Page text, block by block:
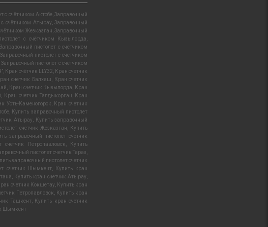
с счётчиком Актобе ,Заправочный
счётчиком Атырау ,Заправочный
Жезказган ,Заправочный
с счётчиком Кызылорда
Заправочный пистолет с счётчиком
,Заправочный пистолет с счётчиком
Заправочный пистолет с счётчиком
, Кран счётчик LLY32
Кран счетчик
счетчик Балхаш
Кран счетчик
Кран счетчик Кызылорда
Кран
Кран счетчик Талдыкорган
Кран
Усть-Каменогорск
Кран счетчик
Купить заправочный пистолет
Атырау
Купить заправочный
счетчик Жезказган
Купить
заправочный пистолет счетчик
счетчик Петропавловск
Купить
пистолет счетчик Тараз
заправочный пистолет счетчик
счетчик Шымкент
Купить кран
Купить кран счетчик Атырау
счетчик Кокшетау
Купить кран
Петропавловск
Купить кран
Ташкент
Купить кран счетчик
Шымкент